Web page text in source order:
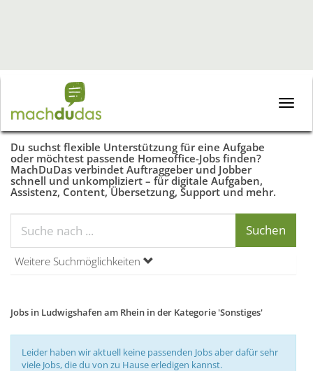
Toggle
Du suchst flexible Unterstützung für eine Aufgabe
oder möchtest passende Homeoffice-Jobs finden?
MachDuDas verbindet Auftraggeber und Jobber
schnell und unkompliziert – für digitale Aufgaben,
Assistenz, Content, Übersetzung, Support und mehr.
Weitere Suchmöglichkeiten
Jobs in Ludwigshafen am Rhein in der Kategorie 'Sonstiges'
Leider haben wir aktuell keine passenden Jobs aber dafür sehr
viele Jobs, die du von zu Hause erledigen kannst.